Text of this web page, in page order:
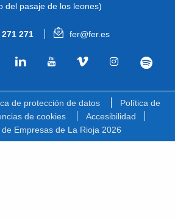
del pasaje de los leones)
271 fer@fer.es
de protección de datos
Política de
de cookies
Accesibilidad
Empresas de La Rioja 2026